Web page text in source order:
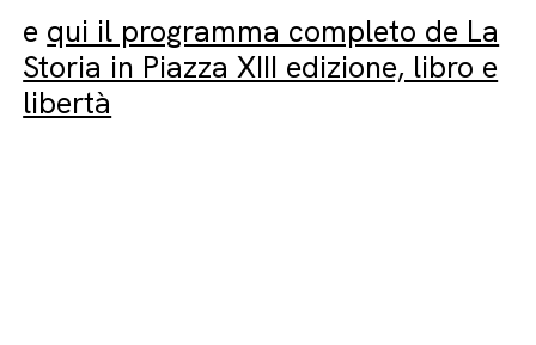
e qui il programma completo de La
Storia in Piazza XIII edizione, libro e
libertà